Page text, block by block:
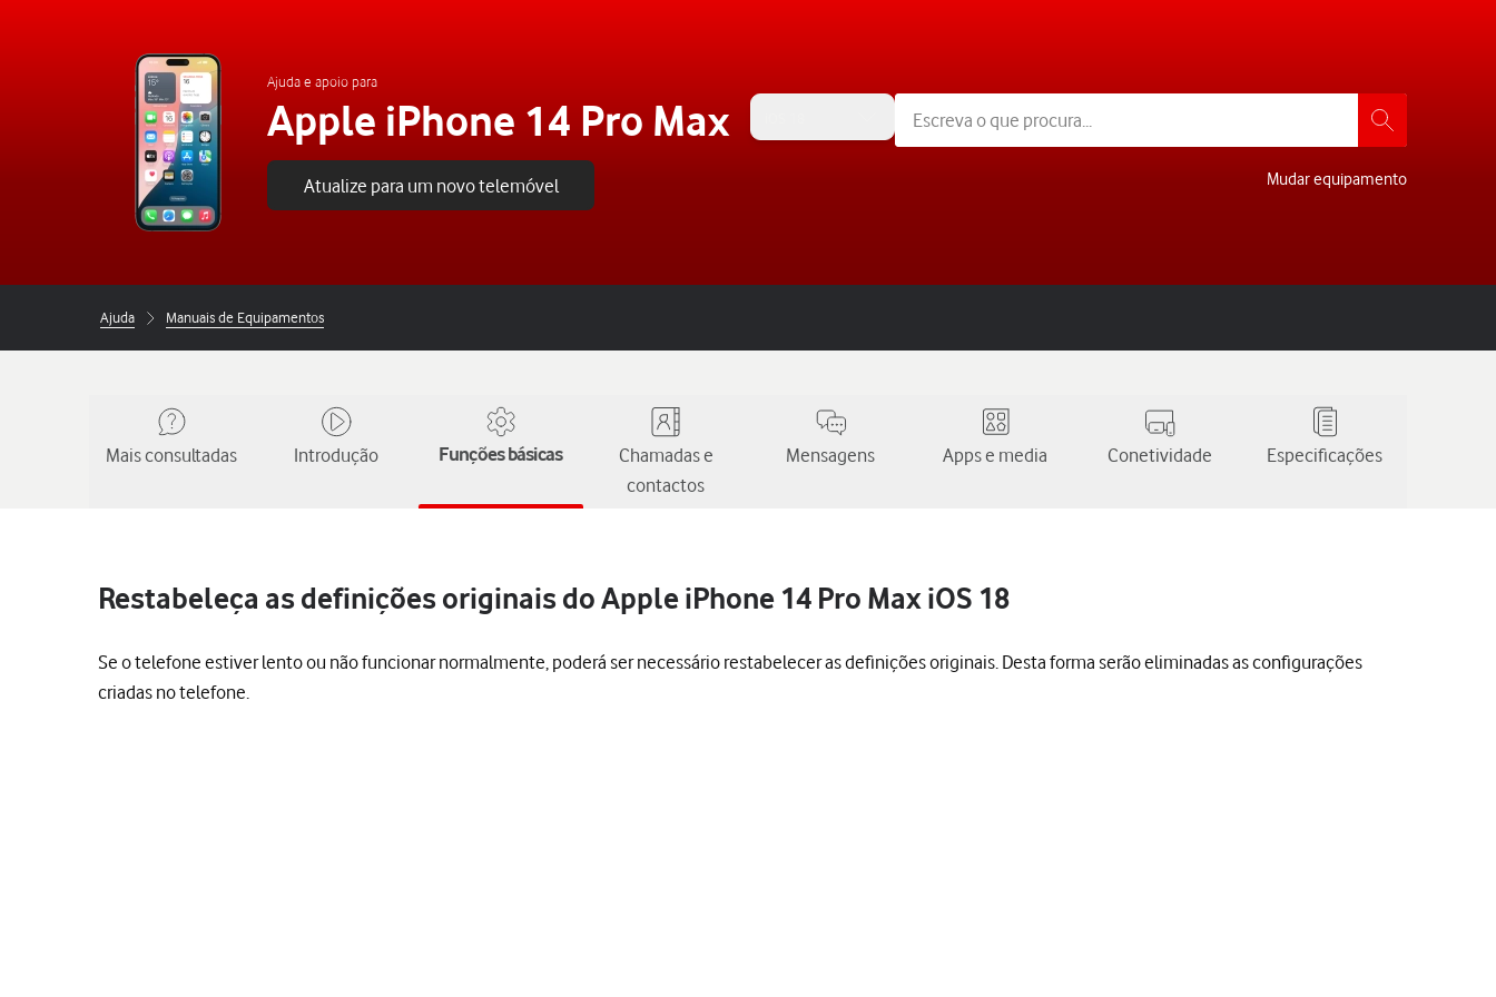
Ajuda e apoio para
Apple iPhone 14 Pro Max
Atualize para um novo telemóvel Mudar equipamento
Ajuda Manuais de Equipamentos
Mais consultadas Introdução Funções básicas
Chamadas e
contactos
Mensagens Apps e media Conetividade Especificações
Restabeleça as definições originais do Apple iPhone 14 Pro Max iOS 18
Se o telefone estiver lento ou não funcionar normalmente, poderá ser necessário restabelecer as definições originais. Desta forma serão eliminadas as configurações
criadas no telefone.